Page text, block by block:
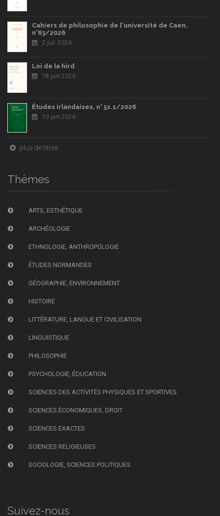
Cahiers de philosophie de l'université de Caen,
n°63/2026
2 juil. 2026
Loi de la hird
18 juin 2026
Études irlandaises, n° 51.1/2026
10 juin 2026
plus de titres
Thèmes
ARTS, ESTHÉTIQUE
ARCHÉOLOGIE
ETHNOLOGIE, ANTHROPOLOGIE
ÉTUDES NORMANDES
GÉOGRAPHIE, ENVIRONNEMENT
HISTOIRE
LITTÉRATURE, LANGUE ET CIVILISATION
LINGUISTIQUE
PHILOSOPHIE
PSYCHOLOGIE, ÉDUCATION
SCIENCES DES ACTIVITÉS PHYSIQUES ET SPORTIVES
SCIENCES ÉCONOMIQUES, DROIT
SCIENCES EXACTES
SCIENCES RELIGIEUSES
SOCIOLOGIE, SCIENCES POLITIQUES
Suivez-nous